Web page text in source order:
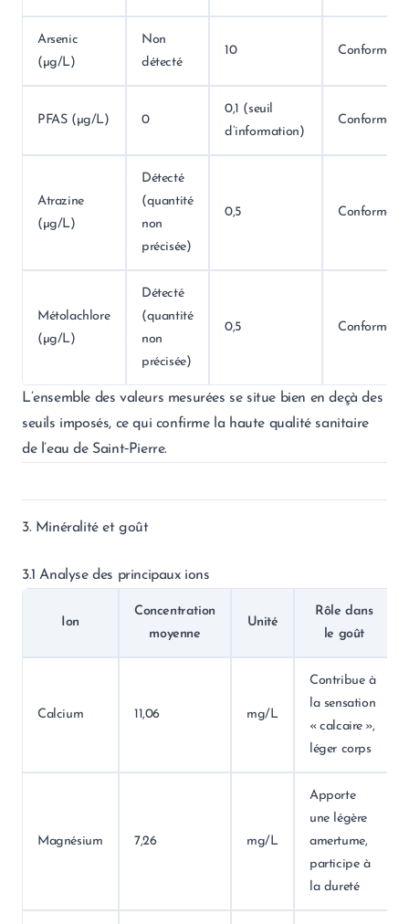
Arsenic
(µg/L)
Non
détecté
10 Conforme
PFAS (µg/L) 0
0,1 (seuil
d’information)
Conforme
Atrazine
(µg/L)
Détecté
(quantité
non
précisée)
0,5 Conforme
Métolachlore
(µg/L)
Détecté
(quantité
non
précisée)
0,5 Conforme
L’ensemble des valeurs mesurées se situe bien en deçà des
seuils imposés, ce qui confirme la haute qualité sanitaire
de l’eau de Saint‑Pierre.
3. Minéralité et goût
3.1 Analyse des principaux ions
Ion
Concentration
moyenne
Unité
Rôle dans
le goût
Calcium 11,06 mg/L
Contribue à
la sensation
« calcaire »,
léger corps
Magnésium 7,26 mg/L
Apporte
une légère
amertume,
participe à
la dureté